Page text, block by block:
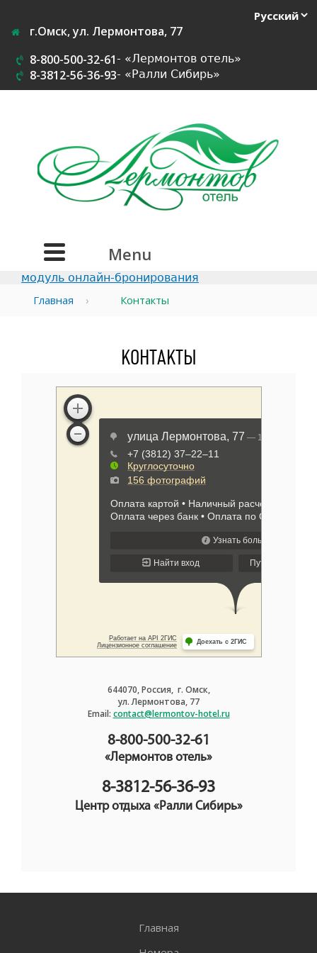
navigationг.Омск, ул. Лермонтова, 77
8-800-500-32-61- «Лермонтов отель»
8-3812-56-36-93- «Ралли Сибирь»
Menu
модуль онлайн-бронирования
Главная › Контакты
КОНТАКТЫ
644070, Россия, г. Омск,
ул. Лермонтова, 77
Email: contact@lermontov-hotel.ru
8-800-500-32-61
«Лермонтов отель»
8-3812-56-36-93
Центр отдыха «Ралли Сибирь»
Главная